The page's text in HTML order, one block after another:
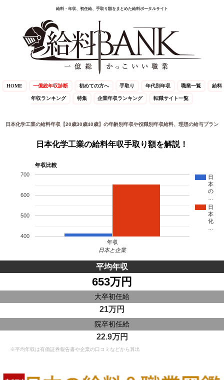
給料・年収、初任給、手取り額をまとめた給料ポータルサイト
HOME 一億総年収診断 初めての方へ 手取り 年代別年収 職業一覧 給料
年収ランキング 特集 企業年収ランキング 転職サイト一覧
日本化学工業の給料年収【20歳30歳40歳】の年齢別年収や役職別年収給料、理想の給与プラン
日本化学工業の給料年収手取り額を解説！
年収比較
日
本
の
日
本
化
年収
400
500
600
700
日本と企業
平均年収
653万円
大卒初任給
21万円
院卒初任給
22.9万円
※平均年収は有価証券報告書や企業の口コミなどから算出